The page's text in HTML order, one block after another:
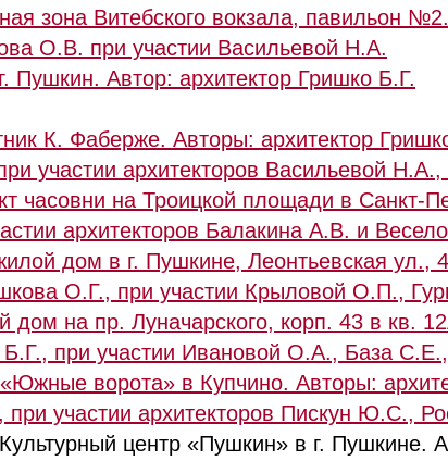
зона Витебского вокзала, павильон
О.В. при участии Васильевой Н.А.
Пушкин. Автор: архитектор Гришко Б.Г.
К. Фаберже. Авторы: архитектор
участии архитекторов Васильевой
часовни на Троицкой площади в Санкт-
архитекторов Балакина А.В. и
дом в г. Пушкине, Леонтьевская ул.,
О.Г., при участии Крыловой О.П.,
дом на пр. Луначарского, корп. 43 в кв.
Б.Г., при участии Ивановой О.А., База
ворота» в Купчино. Авторы:
участии архитекторов Пискун Ю.С.,
центр «Пушкин» в г. Пушкине.